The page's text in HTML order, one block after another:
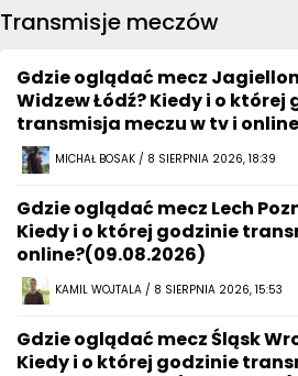
Transmisje meczów
Gdzie oglądać mecz
Widzew Łódź? Kiedy i o której
transmisja meczu w tv i
MICHAŁ BOSAK / 8 SIERPNIA 2026, 18:39
Gdzie oglądać mecz Lech
Kiedy i o której godzinie
online?(09.08.2026)
KAMIL WOJTALA / 8 SIERPNIA 2026, 15:53
Gdzie oglądać mecz Śląsk
Kiedy i o której godzinie